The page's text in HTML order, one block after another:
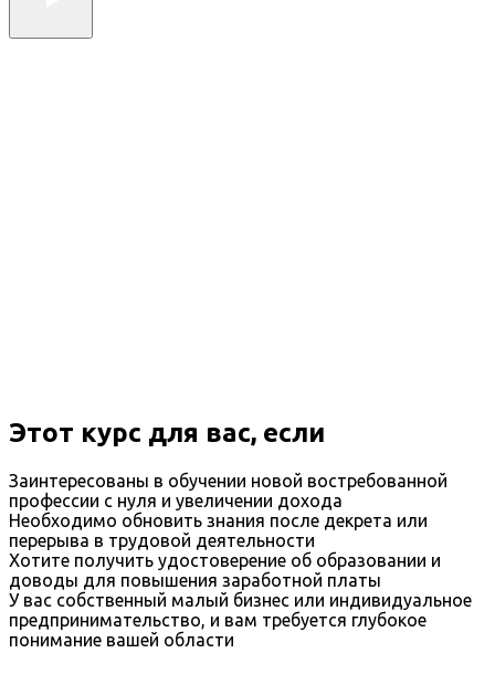
Этот курс для вас, если
Заинтересованы в обучении новой востребованной
профессии с нуля и увеличении дохода
Необходимо обновить знания после декрета или
перерыва в трудовой деятельности
Хотите получить удостоверение об образовании и
доводы для повышения заработной платы
У вас собственный малый бизнес или индивидуальное
предпринимательство, и вам требуется глубокое
понимание вашей области